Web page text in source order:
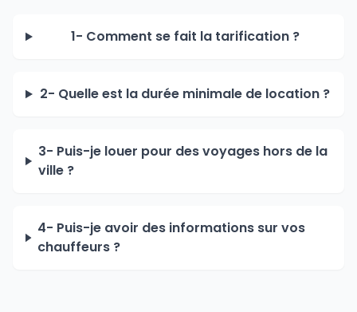
1- Comment se fait la tarification ?
2- Quelle est la durée minimale de location ?
3- Puis-je louer pour des voyages hors de la
ville ?
4- Puis-je avoir des informations sur vos
chauffeurs ?